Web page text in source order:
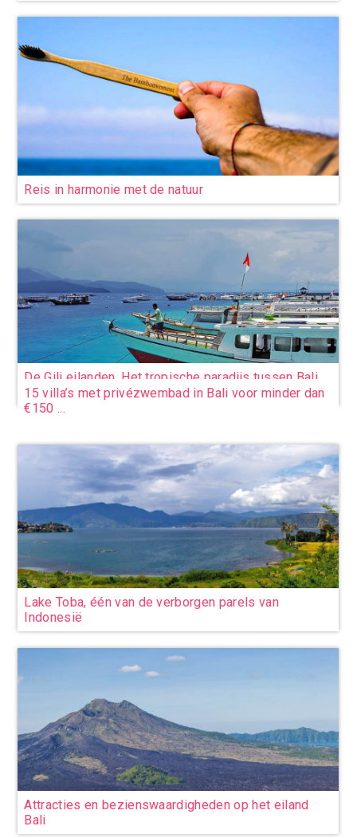
Reis in harmonie met de natuur
De Gili eilanden. Het tropische paradijs tussen Bali
en Lombok
15 villa’s met privézwembad in Bali voor minder dan
€150 ...
Lake Toba, één van de verborgen parels van
Indonesië
Attracties en bezienswaardigheden op het eiland
Bali